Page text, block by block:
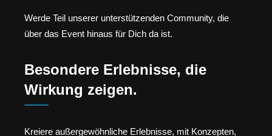
Werde Teil unserer unterstützenden Community, die
über das Event hinaus für Dich da ist.
Besondere Erlebnisse, die
Wirkung zeigen.
Kreiere außergewöhnliche Erlebnisse, mit Konzepten,